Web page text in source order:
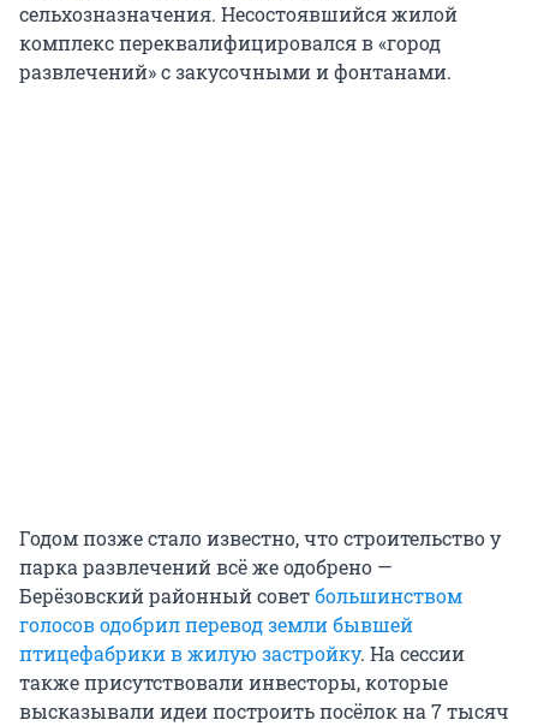
сельхозназначения. Несостоявшийся жилой
комплекс переквалифицировался в «город
развлечений» с закусочными и фонтанами.
Годом позже стало известно, что строительство у
парка развлечений всё же одобрено —
Берёзовский районный советбольшинством
голосов одобрил перевод земли бывшей
птицефабрики в жилую застройку. На сессии
также присутствовали инвесторы, которые
высказывали идеи построить посёлок на 7 тысяч